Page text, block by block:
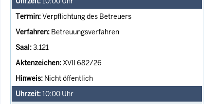
Verpflichtung des Betreuers
Betreuungsverfahren
3.121
XVII 682/26
Nicht öffentlich
10:00 Uhr